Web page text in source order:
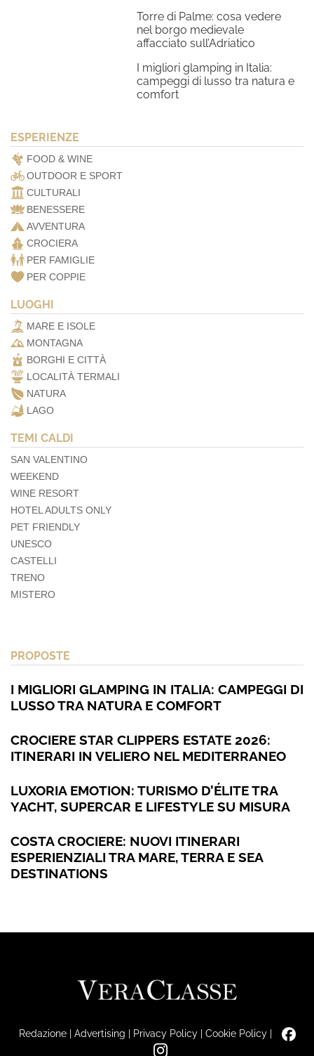
Torre di Palme: cosa vedere
nel borgo medievale
affacciato sull’Adriatico
I migliori glamping in Italia:
campeggi di lusso tra natura e
comfort
ESPERIENZE
FOOD & WINE
OUTDOOR E SPORT
CULTURALI
BENESSERE
AVVENTURA
CROCIERA
PER FAMIGLIE
PER COPPIE
LUOGHI
MARE E ISOLE
MONTAGNA
BORGHI E CITTÀ
LOCALITÀ TERMALI
NATURA
LAGO
TEMI CALDI
SAN VALENTINO
WEEKEND
WINE RESORT
HOTEL ADULTS ONLY
PET FRIENDLY
UNESCO
CASTELLI
TRENO
MISTERO
PROPOSTE
I MIGLIORI GLAMPING IN ITALIA: CAMPEGGI DI
LUSSO TRA NATURA E COMFORT
CROCIERE STAR CLIPPERS ESTATE 2026:
ITINERARI IN VELIERO NEL MEDITERRANEO
LUXORIA EMOTION: TURISMO D’ÉLITE TRA
YACHT, SUPERCAR E LIFESTYLE SU MISURA
COSTA CROCIERE: NUOVI ITINERARI
ESPERIENZIALI TRA MARE, TERRA E SEA
DESTINATIONS
Redazione| Advertising | Privacy Policy| Cookie Policy|